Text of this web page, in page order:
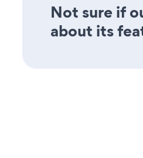
Not sure if
about its